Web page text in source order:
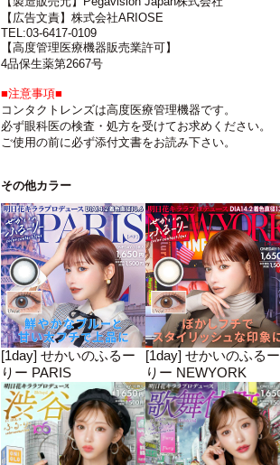
【広告文責】株式会社ARIOSE
TEL:03-6417-0109
【高度管理医療機器販売業許可】
4品保生薬第2667号
■注意事項■
コンタクトレンズは高度医療管理機器です。
必ず眼科医の検査・処方を受けてお求めください。
ご使用の前に必ず添付文書をお読み下さい。
その他カラー
[1day] せかいのふるー
りー PARIS
[1day] せかいのふるー
りー NEWYORK